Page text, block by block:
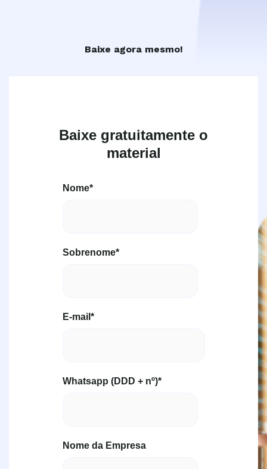
Baixe agora mesmo!
Baixe gratuitamente o
material
Nome*
Sobrenome*
E-mail *
Whatsapp (DDD + nº)*
Nome da Empresa